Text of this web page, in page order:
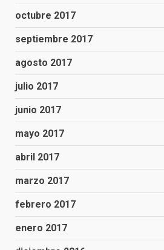
octubre 2017
septiembre 2017
agosto 2017
julio 2017
junio 2017
mayo 2017
abril 2017
marzo 2017
febrero 2017
enero 2017